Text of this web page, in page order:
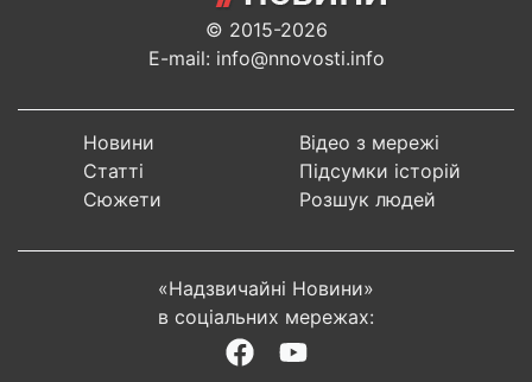
© 2015-2026
E-mail: info@nnovosti.info
Новини
Статті
Сюжети
Відео з мережі
Підсумки історій
Розшук людей
«Надзвичайні Новини»
в соціальних мережах: